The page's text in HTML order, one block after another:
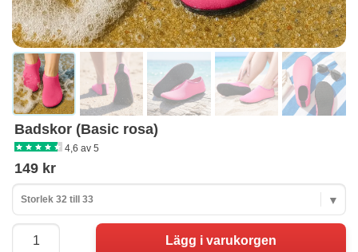
Badskor (Basic rosa)
4,6 av 5
149 kr
Storlek 32 till 33